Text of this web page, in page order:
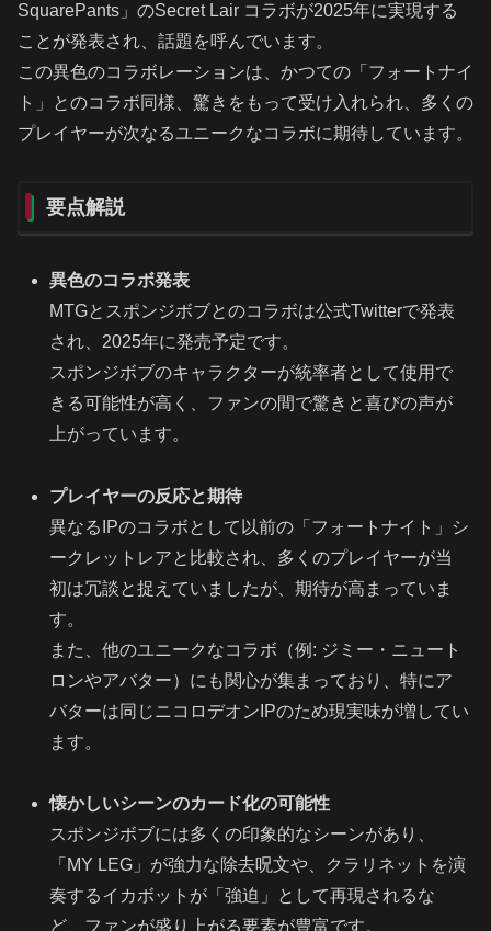
SquarePants」のSecret Lair コラボが2025年に実現する
ことが発表され、話題を呼んでいます。
この異色のコラボレーションは、かつての「フォートナイ
ト」とのコラボ同様、驚きをもって受け入れられ、多くの
プレイヤーが次なるユニークなコラボに期待しています。
要点解説
異色のコラボ発表
MTGとスポンジボブとのコラボは公式Twitterで発表
され、2025年に発売予定です。
スポンジボブのキャラクターが統率者として使用で
きる可能性が高く、ファンの間で驚きと喜びの声が
上がっています。
プレイヤーの反応と期待
異なるIPのコラボとして以前の「フォートナイト」シ
ークレットレアと比較され、多くのプレイヤーが当
初は冗談と捉えていましたが、期待が高まっていま
す。
また、他のユニークなコラボ（例: ジミー・ニュート
ロンやアバター）にも関心が集まっており、特にア
バターは同じニコロデオンIPのため現実味が増してい
ます。
懐かしいシーンのカード化の可能性
スポンジボブには多くの印象的なシーンがあり、
「MY LEG」が強力な除去呪文や、クラリネットを演
奏するイカボットが「強迫」として再現されるな
ど、ファンが盛り上がる要素が豊富です。